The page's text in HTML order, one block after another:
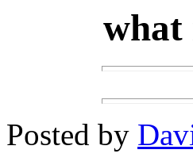
what
Posted by